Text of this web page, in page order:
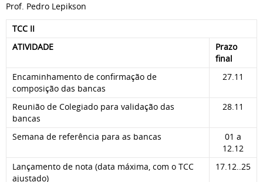
Prof. Pedro Lepikson
TCC II
ATIVIDADE
Prazo
final
Encaminhamento de confirmação de
composição das bancas
27.11
Reunião de Colegiado para validação das
bancas
28.11
Semana de referência para as bancas
01 a
12.12
Lançamento de nota (data máxima, com o TCC
ajustado)
17.12..25